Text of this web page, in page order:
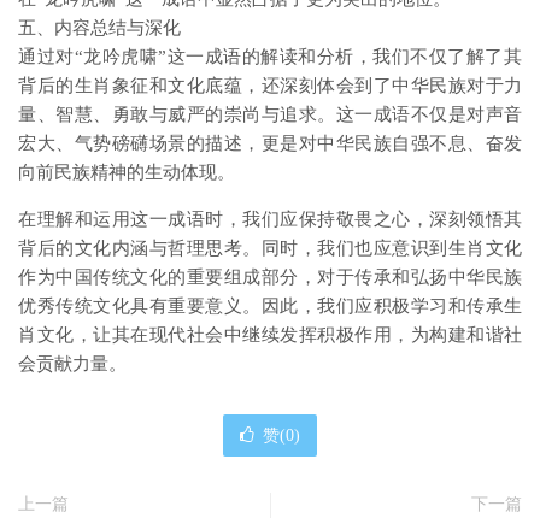
五、内容总结与深化
通过对“龙吟虎啸”这一成语的解读和分析，我们不仅了解了其
背后的生肖象征和文化底蕴，还深刻体会到了中华民族对于力
量、智慧、勇敢与威严的崇尚与追求。这一成语不仅是对声音
宏大、气势磅礴场景的描述，更是对中华民族自强不息、奋发
向前民族精神的生动体现。
在理解和运用这一成语时，我们应保持敬畏之心，深刻领悟其
背后的文化内涵与哲理思考。同时，我们也应意识到生肖文化
作为中国传统文化的重要组成部分，对于传承和弘扬中华民族
优秀传统文化具有重要意义。因此，我们应积极学习和传承生
肖文化，让其在现代社会中继续发挥积极作用，为构建和谐社
会贡献力量。
赞(0)
上一篇
下一篇